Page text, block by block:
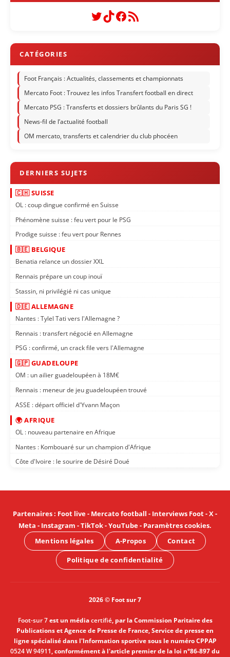
Twitter
TikTok
Facebook
Flux RSS
Foot Français : Actualités, classements et championnats
Mercato Foot : Trouvez les infos Transfert football en direct
Mercato PSG : Transferts et dossiers brûlants du Paris SG !
News-fil de l’actualité football
OM mercato, transferts et calendrier du club phocéen
🇨🇭 SUISSE
OL : coup dingue confirmé en Suisse
Phénomène suisse : feu vert pour le PSG
Prodige suisse : feu vert pour Rennes
🇧🇪 BELGIQUE
Benatia relance un dossier XXL
Rennais prépare un coup inouï
Stassin, ni privilégié ni cas unique
🇩🇪 ALLEMAGNE
Nantes : Tylel Tati vers l'Allemagne ?
Rennais : transfert négocié en Allemagne
PSG : confirmé, un crack file vers l'Allemagne
🇬🇵 GUADELOUPE
OM : un ailier guadeloupéen à 18M€
Rennais : meneur de jeu guadeloupéen trouvé
ASSE : départ officiel d'Yvann Maçon
🌍 AFRIQUE
OL : nouveau partenaire en Afrique
Nantes : Kombouaré sur un champion d'Afrique
Côte d'Ivoire : le sourire de Désiré Doué
Partenaires: Foot live- Mercato football - Interviews Foot-X-
Meta - Instagram -TikTok-YouTube- Paramètres cookies.
Mentions légales
A-Propos Contact
Politique de confidentialité
2026 © Foot sur 7
Foot-sur 7est un médiacertifié, par la Commission Paritaire des
Publications et Agence de Presse de France, Service de presse en
ligne spécialisé dans l'Information sportive sous le numéro CPPAP
0524 W 94911, conformément à l'article premier de la loi n°86-897 du